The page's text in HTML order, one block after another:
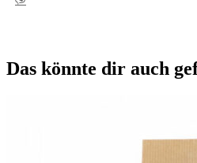
Das könnte dir auch